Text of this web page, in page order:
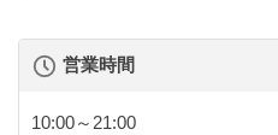
営業時間
10:00～21:00